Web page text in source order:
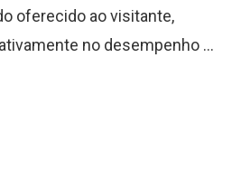
oferecido ao visitante,
no desempenho ...